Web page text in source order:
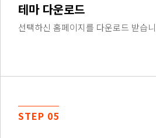
테마 다운로드
선택하신 홈페이지를 다운로드 받습
STEP 05